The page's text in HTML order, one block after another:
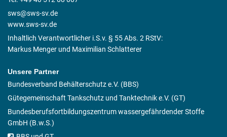
sws@sws-sv.de
www.sws-sv.de
Inhaltlich Verantwortlicher i.S.v. § 55 Abs. 2 RStV:
Markus Menger und Maximilian Schlatterer
Unsere Partner
Bundesverband Behälterschutz e.V. (BBS)
Gütegemeinschaft Tankschutz und Tanktechnik e.V. (GT)
Bundesberufsfortbildungszentrum wassergefährdender Stoffe
GmbH (B.w.S.)